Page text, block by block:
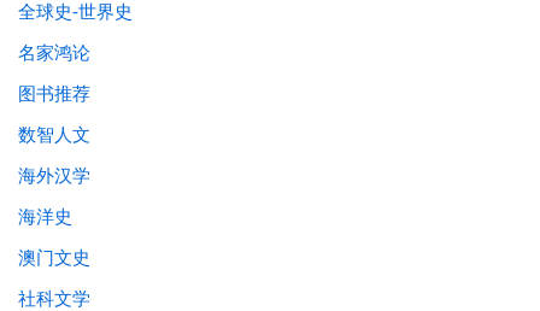
全球史-世界史
名家鸿论
图书推荐
数智人文
海外汉学
海洋史
澳门文史
社科文学